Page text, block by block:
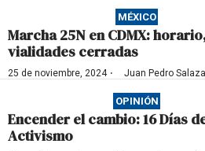
MÉXICO
Marcha 25N en CDMX:
vialidades cerradas
25 de noviembre, 2024· Juan Pedro
OPINIÓN
Encender el cambio: 16 Días
Activismo